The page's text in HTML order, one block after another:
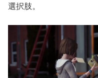
選択肢。